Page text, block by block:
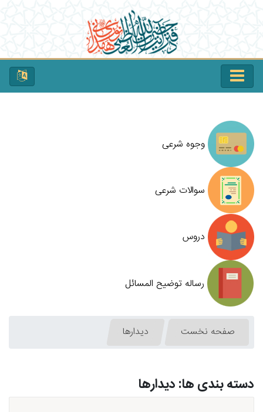
وجوه شرعی
سوالات شرعی
دروس
رساله توضیح المسائل
صفحه نخست دیدارها
دسته بندی ها: دیدارها